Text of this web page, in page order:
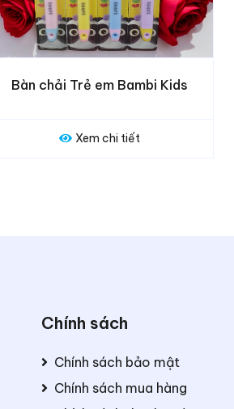
Bàn chải Aqua Silver, Aqua Gold
Xem chi tiết
Chính sách
Chính sách bảo mật
Chính sách mua hàng